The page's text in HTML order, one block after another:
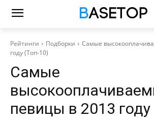
Рейтинги Подборки
Самые
году (Топ-10)
Самые
певицы в 2013